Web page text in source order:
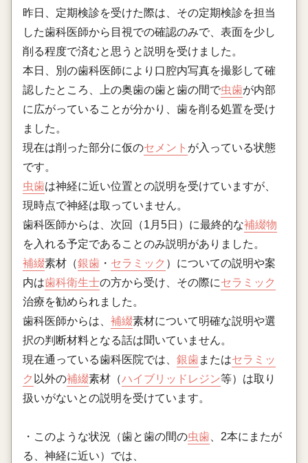
昨日、定期検診を受けた際は、その定期検診を担当
した歯科医師から目視での確認のみで、表面を少し
削る程度で済むと思うと説明を受けました。
本日、別の歯科医師により口腔内写真を撮影して確
認したところ、上の奥歯の歯と歯の間で虫歯が内部
に広がっていることが分かり、歯を削る処置を受け
ました。
現在は削った部分に仮のセメント が入っている状態
です。
虫歯は神経に近い位置との説明を受けていますが、
現時点で神経は取っていません。
歯科医師からは、次回（1月5日）に最終的な補綴物
を入れる予定であることのみ説明がありました。
補綴素材（銀歯 ・ セラミック ）についての説明や案
内は歯科衛生士の方から受け、その際にセラミック
治療を勧められました。
歯科医師からは、 補綴素材について明確な説明や選
択の判断材料となる話は聞いていません。
現在通っている歯科医院では、 銀歯 またはセラミッ
ク 以外の補綴素材（ハイブリッドレジン等）は取り
扱いがないとの説明を受けています。
・このような状況（歯と歯の間の虫歯 、2本にまたが
る、神経に近い）では、